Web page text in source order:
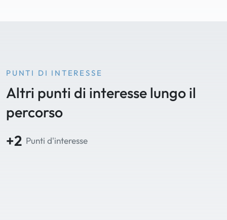
PUNTI DI INTERESSE
Altri punti di interesse lungo il
percorso
+2 Punti d'interesse